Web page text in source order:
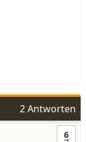
2 Antworten
6